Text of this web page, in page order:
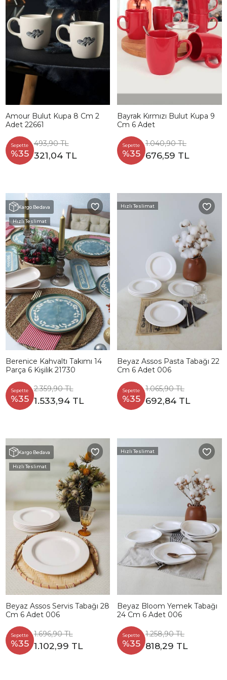
Amour Bulut Kupa 8 Cm 2
Adet 22661
Sepette
%35
493,90 TL
321,04 TL
Bayrak Kırmızı Bulut Kupa 9
Cm 6 Adet
Sepette
%35
1.040,90 TL
676,59 TL
Kargo Bedava
Hızlı Teslimat
Berenice Kahvaltı Takımı 14
Parça 6 Kişilik 21730
Sepette
%35
2.359,90 TL
1.533,94 TL
Hızlı Teslimat
Beyaz Assos Pasta Tabağı 22
Cm 6 Adet 006
Sepette
%35
1.065,90 TL
692,84 TL
Kargo Bedava
Hızlı Teslimat
Beyaz Assos Servis Tabağı 28
Cm 6 Adet 006
Sepette
%35
1.696,90 TL
1.102,99 TL
Hızlı Teslimat
Beyaz Bloom Yemek Tabağı
24 Cm 6 Adet 006
Sepette
%35
1.258,90 TL
818,29 TL